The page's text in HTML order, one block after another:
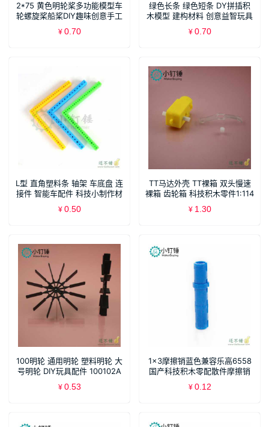
2*75 黄色明轮桨多功能模型车
轮螺旋桨船桨DIY趣味创意手工
小制作
¥ 0.70
绿色长条 绿色短条 DY拼插积
木模型 建构材料 创意益智玩具
¥ 0.70
L型 直角塑料条 轴架 车底盘 连
接件 智能车配件 科技小制作材
料
¥ 0.50
TT马达外壳 TT裸箱 双头慢速
裸箱 齿轮箱 科技积木零件1:114
¥ 1.30
100明轮 通用明轮 塑料明轮 大
号明轮 DIY玩具配件 100102A
黑
¥ 0.53
1×3摩擦销蓝色兼容乐高6558
国产科技积木零配散件摩擦销
栓连接
¥ 0.12